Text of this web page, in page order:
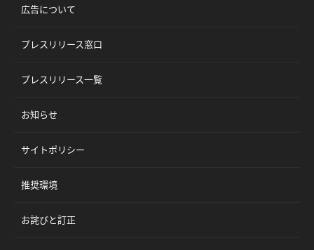
広告について
プレスリリース窓口
プレスリリース一覧
お知らせ
サイトポリシー
推奨環境
お詫びと訂正